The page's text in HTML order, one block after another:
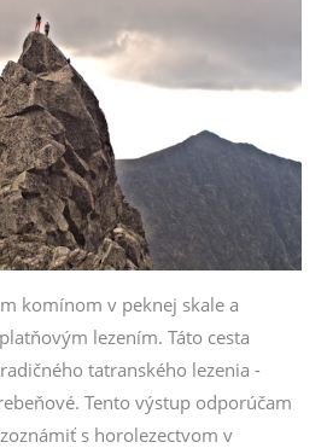
komínom v peknej skale a
lezením. Táto cesta
tatranského lezenia -
Tento výstup odporúčam
s horolezectvom v